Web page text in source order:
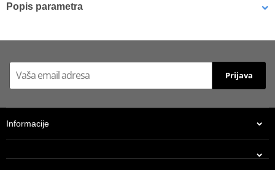
Popis parametra
Prijava
Informacije